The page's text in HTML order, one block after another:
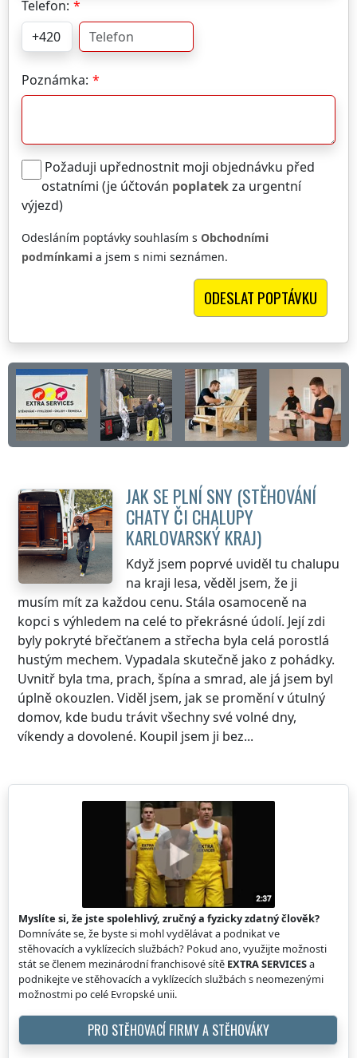
Telefon:
Poznámka:
Požaduji upřednostnit moji objednávku před
ostatními (je účtován poplatekza urgentní
výjezd)
Odesláním poptávky souhlasím s Obchodními
podmínkami a jsem s nimi seznámen.
JAK SE PLNÍ SNY (STĚHOVÁNÍ
CHATY ČI CHALUPY
KARLOVARSKÝ KRAJ)
Když jsem poprvé uviděl tu chalupu
na kraji lesa, věděl jsem, že ji
musím mít za každou cenu. Stála osamoceně na
kopci s výhledem na celé to překrásné údolí. Její zdi
byly pokryté břečťanem a střecha byla celá porostlá
hustým mechem. Vypadala skutečně jako z pohádky.
Uvnitř byla tma, prach, špína a smrad, ale já jsem byl
úplně okouzlen. Viděl jsem, jak se promění v útulný
domov, kde budu trávit všechny své volné dny,
víkendy a dovolené. Koupil jsem ji bez...
Myslíte si, že jste spolehlivý, zručný a fyzicky zdatný člověk?
Domníváte se, že byste si mohl vydělávat a podnikat ve
stěhovacích a vyklízecích službách? Pokud ano, využijte možnosti
stát se členem mezinárodní franchisové sítě EXTRA SERVICESa
podnikejte ve stěhovacích a vyklízecích službách s neomezenými
možnostmi po celé Evropské unii.
PRO STĚHOVACÍ FIRMY A STĚHOVÁKY